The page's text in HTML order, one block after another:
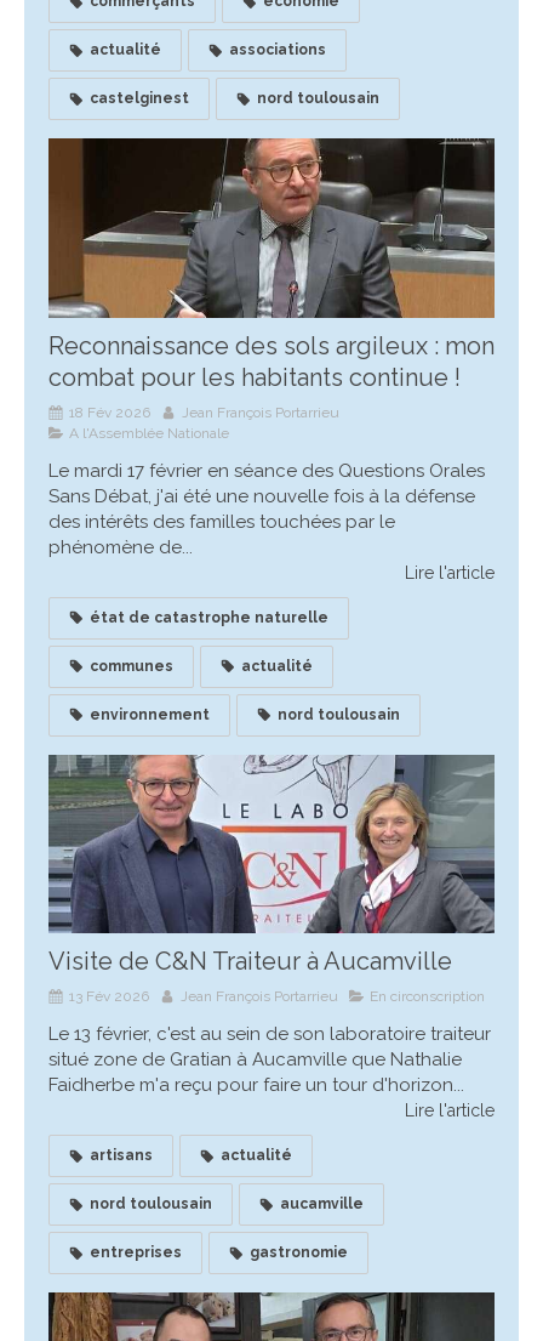
actualité associations
castelginest nord toulousain
Reconnaissance des sols argileux : mon
combat pour les habitants continue !
18 Fév 2026
Jean François Portarrieu
A l'Assemblée Nationale
Le mardi 17 février en séance des Questions Orales
Sans Débat, j'ai été une nouvelle fois à la défense
des intérêts des familles touchées par le
phénomène de...
Lire l'article
état de catastrophe naturelle
communes actualité
environnement nord toulousain
Visite de C&N Traiteur à Aucamville
13 Fév 2026 Jean François Portarrieu En circonscription
Le 13 février, c'est au sein de son laboratoire traiteur
situé zone de Gratian à Aucamville que Nathalie
Faidherbe m'a reçu pour faire un tour d'horizon...
Lire l'article
artisans actualité
nord toulousain aucamville
entreprises gastronomie